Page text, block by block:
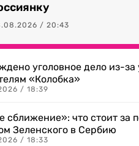
/ 20:43
уголовное дело из-за
«Колобка»
/ 18:39
сближение»: что стоит за
Зеленского в Сербию
/ 18:33